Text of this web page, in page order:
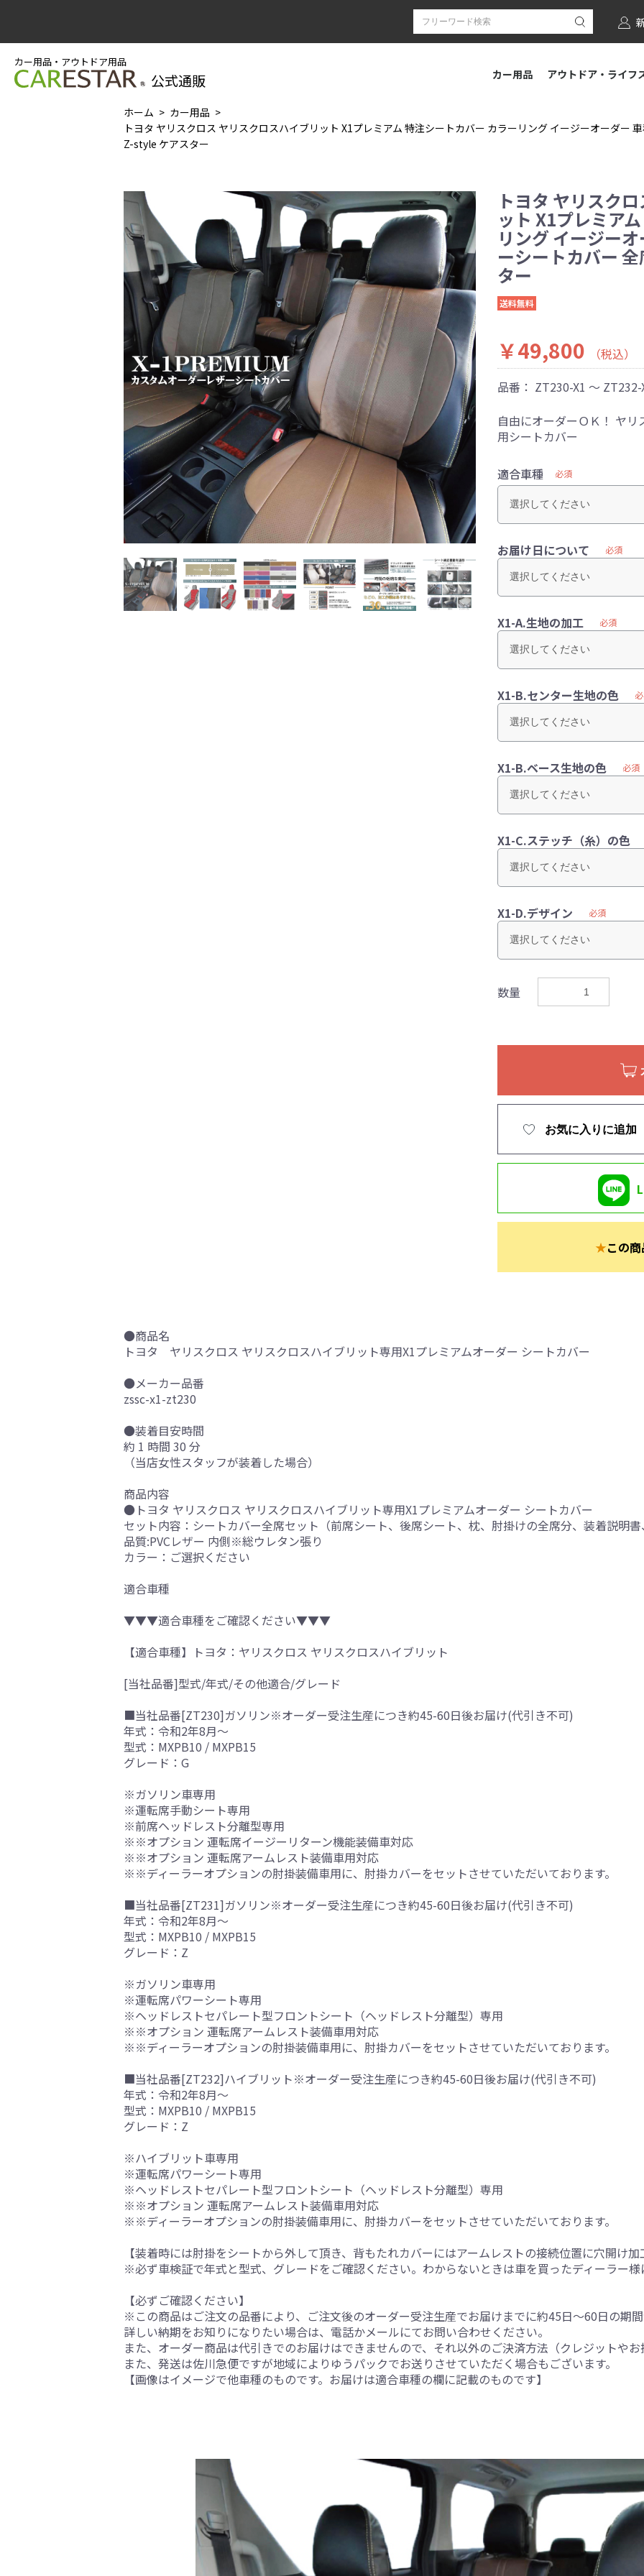
カー用品・アウトドア用品
公式通販 カー用品 アウトドア・ライフ
ホーム
カー用品
トヨタ ヤリスクロス ヤリスクロスハイブリット X1プレミアム 特注シートカバー カラーリング イージーオーダー
Z-style ケアスター
トヨタ ヤリスク
ット X1プレミア
リング イージー
ーシートカバー
ター
送料無料
￥49,800
（税込）
品番： ZT230-X1 ～ ZT232-
自由にオーダーＯＫ！ ヤ
用シートカバー
適合車種 必須
お届け日について 必須
X1-A.生地の加工 必須
X1-B.センター生地の色
X1-B.ベース生地の色 必須
X1-C.ステッチ（糸）の色
X1-D.デザイン 必須
数量
お気に入りに追加
★この
●商品名
トヨタ ヤリスクロス ヤリスクロスハイブリット専用X1プレミアムオーダー シートカバー
●メーカー品番
zssc-x1-zt230
●装着目安時間
約 1 時間 30 分
（当店女性スタッフが装着した場合）
商品内容
●トヨタ ヤリスクロス ヤリスクロスハイブリット専用X1プレミアムオーダー シートカバー
セット内容：シートカバー全席セット（前席シート、後席シート、枕、肘掛けの全席分、装着説明
品質:PVCレザー 内側※総ウレタン張り
カラー：ご選択ください
適合車種
▼▼▼適合車種をご確認ください▼▼▼
【適合車種】トヨタ：ヤリスクロス ヤリスクロスハイブリット
[当社品番]型式/年式/その他適合/グレード
■当社品番[ZT230]ガソリン※オーダー受注生産につき約45-60日後お届け(代引き不可)
年式：令和2年8月～
型式：MXPB10 / MXPB15
グレード：G
※ガソリン車専用
※運転席手動シート専用
※前席ヘッドレスト分離型専用
※※オプション 運転席イージーリターン機能装備車対応
※※オプション 運転席アームレスト装備車用対応
※※ディーラーオプションの肘掛装備車用に、肘掛カバーをセットさせていただいております。
■当社品番[ZT231]ガソリン※オーダー受注生産につき約45-60日後お届け(代引き不可)
年式：令和2年8月～
型式：MXPB10 / MXPB15
グレード：Z
※ガソリン車専用
※運転席パワーシート専用
※ヘッドレストセパレート型フロントシート（ヘッドレスト分離型）専用
※※オプション 運転席アームレスト装備車用対応
※※ディーラーオプションの肘掛装備車用に、肘掛カバーをセットさせていただいております。
■当社品番[ZT232]ハイブリット※オーダー受注生産につき約45-60日後お届け(代引き不可)
年式：令和2年8月～
型式：MXPB10 / MXPB15
グレード：Z
※ハイブリット車専用
※運転席パワーシート専用
※ヘッドレストセパレート型フロントシート（ヘッドレスト分離型）専用
※※オプション 運転席アームレスト装備車用対応
※※ディーラーオプションの肘掛装備車用に、肘掛カバーをセットさせていただいております。
【装着時には肘掛をシートから外して頂き、背もたれカバーにはアームレストの接続位置に穴開け
※必ず車検証で年式と型式、グレードをご確認ください。わからないときは車を買ったディーラー
【必ずご確認ください】
※この商品はご注文の品番により、ご注文後のオーダー受注生産でお届けまでに約45日～60日の期
詳しい納期をお知りになりたい場合は、電話かメールにてお問い合わせください。
また、オーダー商品は代引きでのお届けはできませんので、それ以外のご決済方法（クレジットや
また、発送は佐川急便ですが地域によりゆうパックでお送りさせていただく場合もございます。
【画像はイメージで他車種のものです。お届けは適合車種の欄に記載のものです】